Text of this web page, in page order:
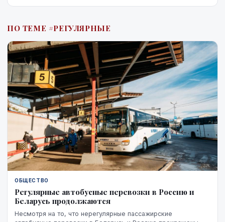
ПО ТЕМЕ #РЕГУЛЯРНЫЕ
ОБЩЕСТВО
Регулярные автобусные перевозки в Россию и
Беларусь продолжаются
Несмотря на то, что нерегулярные пассажирские